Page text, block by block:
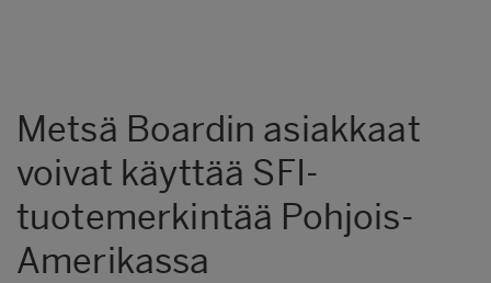
Metsä Boardin asiakkaat
voivat käyttää SFI-
tuotemerkintää Pohjois-
Amerikassa